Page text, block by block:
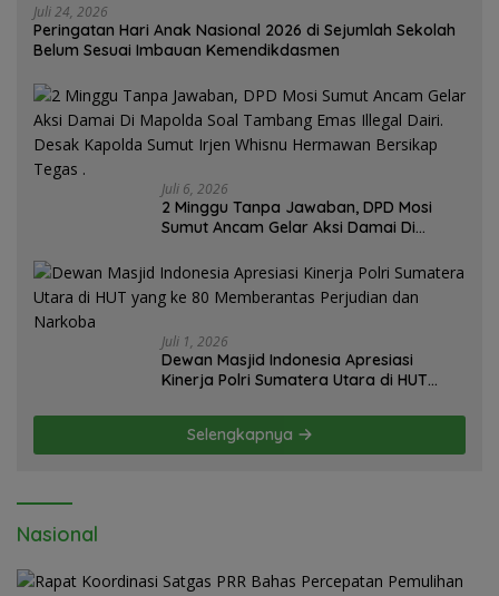
Juli 24, 2026
Peringatan Hari Anak Nasional 2026 di Sejumlah Sekolah
Belum Sesuai Imbauan Kemendikdasmen
Juli 6, 2026
2 Minggu Tanpa Jawaban, DPD Mosi
Sumut Ancam Gelar Aksi Damai Di
Dairi. Desak Kapolda Sumut Irjen
Whisnu Hermawan Bersikap Tegas .
Juli 1, 2026
Dewan Masjid Indonesia Apresiasi
Kinerja Polri Sumatera Utara di HUT
Narkoba
Selengkapnya
Nasional